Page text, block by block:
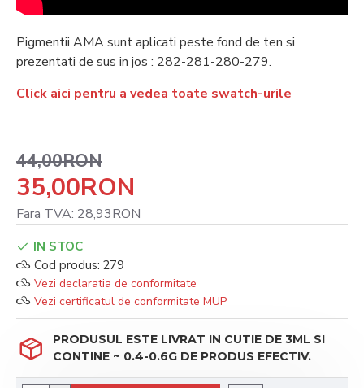
Pigmentii AMA sunt aplicati peste fond de ten si
prezentati de sus in jos : 282-281-280-279.
Click aici pentru a vedea toate swatch-urile
35,00RON
44,00RON
Fara TVA: 28,93RON
IN STOC
Cod produs: 279
Vezi declaratia de conformitate
Vezi certificatul de conformitate MUP
PRODUSUL ESTE LIVRAT IN CUTIE DE 3ML SI
CONTINE ~ 0.4-0.6G DE PRODUS EFECTIV.